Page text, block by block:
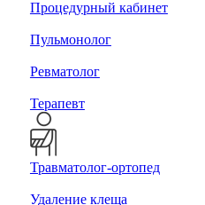
Процедурный кабинет
Пульмонолог
Ревматолог
Терапевт
Травматолог-ортопед
Удаление клеща